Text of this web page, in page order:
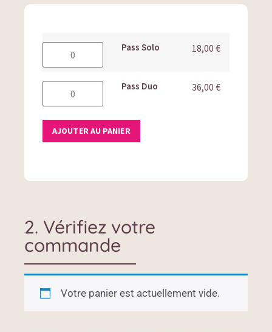
Pass Solo 18,00 €
Pass Duo 36,00 €
AJOUTER AU PANIER
2. Vérifiez votre
commande
Votre panier est actuellement vide.